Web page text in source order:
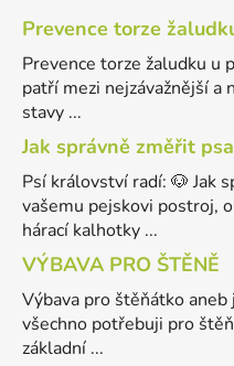
Prevence torze
Prevence torze žaludku u
patří mezi nejzávažnější
stavy ...
Jak správně změřit
Psí království radí: 🐶 Jak
vašemu pejskovi postroj,
hárací kalhotky ...
VÝBAVA PRO ŠTĚNĚ
Výbava pro štěňátko
všechno potřebuji pro
základní ...